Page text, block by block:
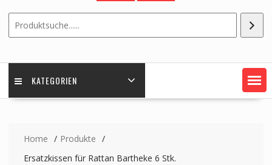
KATEGORIEN
Home
Produkte
Ersatzkissen für Rattan Bartheke 6 Stk.